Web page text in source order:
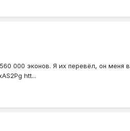
000 эконов. Я их перевёл, он
htt...